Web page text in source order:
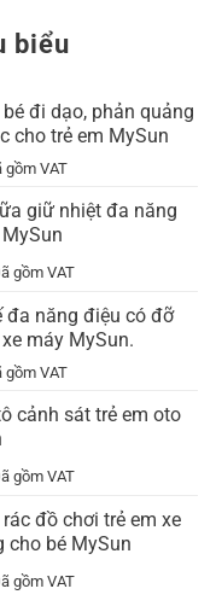
biểu
đi dạo, phản quảng
cho trẻ em MySun
₫
gồm VAT
giữ nhiệt đa năng
₫.
gồm VAT
đa năng điệu có đỡ
máy MySun.
₫
gồm VAT
cảnh sát trẻ em oto
₫.
gồm VAT
đồ chơi trẻ em xe
cho bé MySun
gồm VAT